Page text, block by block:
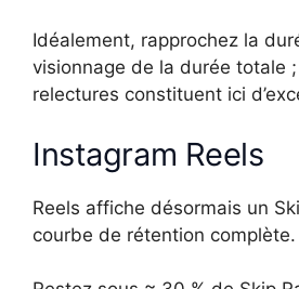
Idéalement, rapprochez la
visionnage de la durée totale
relectures constituent ici
Instagram Reels
Reels affiche désormais un
courbe de rétention complète.